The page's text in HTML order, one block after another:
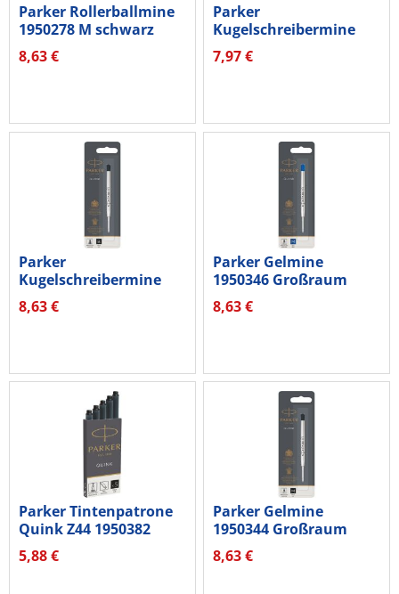
Parker Rollerballmine
1950278 M schwarz
8,63 €
Parker
Kugelschreibermine
QUINKflow 1950371
M...
7,97 €
Parker
Kugelschreibermine
QUINKflow 1950366...
8,63 €
Parker Gelmine
1950346 Großraum
Blister blau
8,63 €
Parker Tintenpatrone
Quink Z44 1950382
S0116200...
5,88 €
Parker Gelmine
1950344 Großraum
Blister schwarz
8,63 €